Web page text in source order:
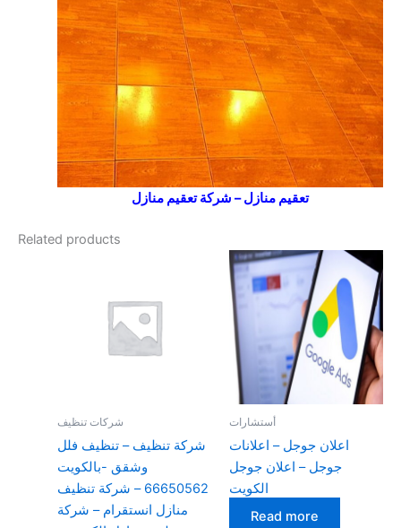
تعقيم منازل – شركة تعقيم منازل
Related products
شركات تنظيف
شركة تنظيف – تنظيف فلل
وشقق -بالكويت
66650562 – شركة تنظيف
منازل انستقرام – شركة
أستشارات
اعلان جوجل – اعلانات
جوجل – اعلان جوجل
الكويت
Read more